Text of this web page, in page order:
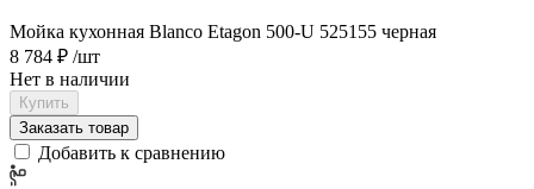
Мойка кухонная Blanco Etagon 500-U 525155 черная
8 784 ₽ /шт
Нет в наличии
Купить
Заказать товар
Добавить к сравнению